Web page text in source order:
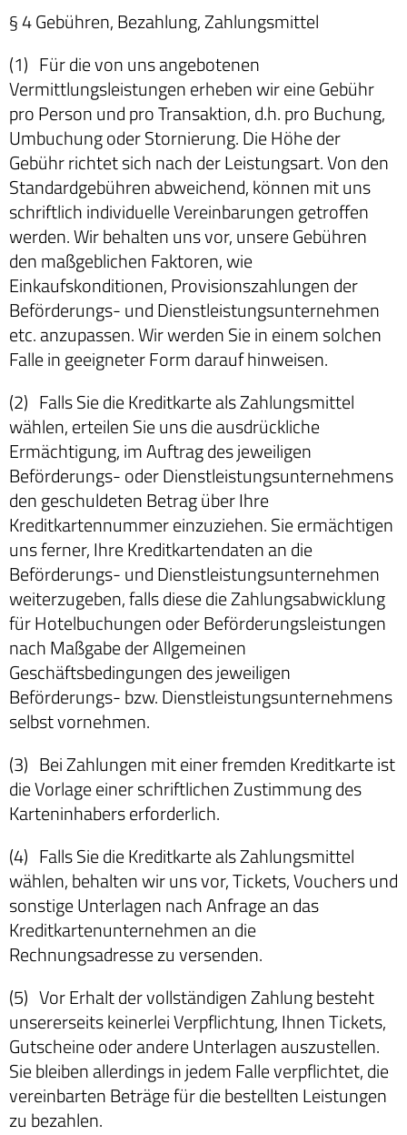
§ 4 Gebühren, Bezahlung, Zahlungsmittel
(1) Für die von uns angebotenen
Vermittlungsleistungen erheben wir eine Gebühr
pro Person und pro Transaktion, d.h. pro Buchung,
Umbuchung oder Stornierung. Die Höhe der
Gebühr richtet sich nach der Leistungsart. Von den
Standardgebühren abweichend, können mit uns
schriftlich individuelle Vereinbarungen getroffen
werden. Wir behalten uns vor, unsere Gebühren
den maßgeblichen Faktoren, wie
Einkaufskonditionen, Provisionszahlungen der
Beförderungs- und Dienstleistungsunternehmen
etc. anzupassen. Wir werden Sie in einem solchen
Falle in geeigneter Form darauf hinweisen.
(2) Falls Sie die Kreditkarte als Zahlungsmittel
wählen, erteilen Sie uns die ausdrückliche
Ermächtigung, im Auftrag des jeweiligen
Beförderungs- oder Dienstleistungsunternehmens
den geschuldeten Betrag über Ihre
Kreditkartennummer einzuziehen. Sie ermächtigen
uns ferner, Ihre Kreditkartendaten an die
Beförderungs- und Dienstleistungsunternehmen
weiterzugeben, falls diese die Zahlungsabwicklung
für Hotelbuchungen oder Beförderungsleistungen
nach Maßgabe der Allgemeinen
Geschäftsbedingungen des jeweiligen
Beförderungs- bzw. Dienstleistungsunternehmens
selbst vornehmen.
(3) Bei Zahlungen mit einer fremden Kreditkarte ist
die Vorlage einer schriftlichen Zustimmung des
Karteninhabers erforderlich.
(4) Falls Sie die Kreditkarte als Zahlungsmittel
wählen, behalten wir uns vor, Tickets, Vouchers und
sonstige Unterlagen nach Anfrage an das
Kreditkartenunternehmen an die
Rechnungsadresse zu versenden.
(5) Vor Erhalt der vollständigen Zahlung besteht
unsererseits keinerlei Verpflichtung, Ihnen Tickets,
Gutscheine oder andere Unterlagen auszustellen.
Sie bleiben allerdings in jedem Falle verpflichtet, die
vereinbarten Beträge für die bestellten Leistungen
zu bezahlen.